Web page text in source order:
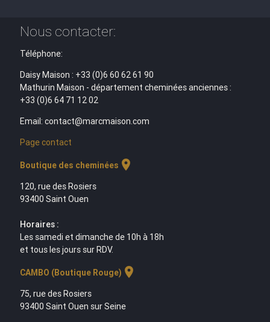
Nous contacter:
Téléphone:
Daisy Maison : +33 (0)6 60 62 61 90
Mathurin Maison - département cheminées anciennes :
+33 (0)6 64 71 12 02
Email: contact@marcmaison.com
Page contact
Boutique des cheminées location_on
120, rue des Rosiers
93400 Saint Ouen
Horaires :
Les samedi et dimanche de 10h à 18h
et tous les jours sur RDV.
CAMBO (Boutique Rouge) location_on
75, rue des Rosiers
93400 Saint Ouen sur Seine